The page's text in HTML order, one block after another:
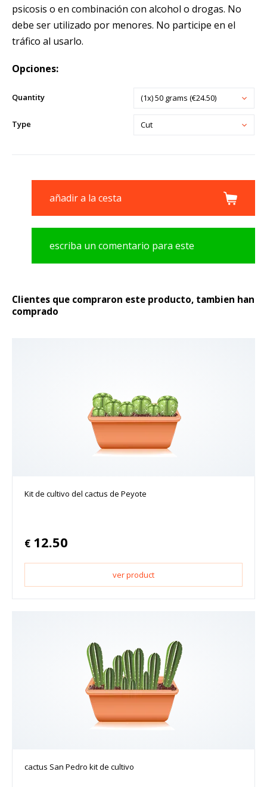
psicosis o en combinación con alcohol o drogas. No
debe ser utilizado por menores. No participe en el
tráfico al usarlo.
Opciones:
Quantity (1x) 50 grams (€24.50)
Type Cut
añadir a la cesta
escriba un comentario para este
Clientes que compraron este producto, tambien han
comprado
Kit de cultivo del cactus de Peyote
€ 12.50
ver product
cactus San Pedro kit de cultivo